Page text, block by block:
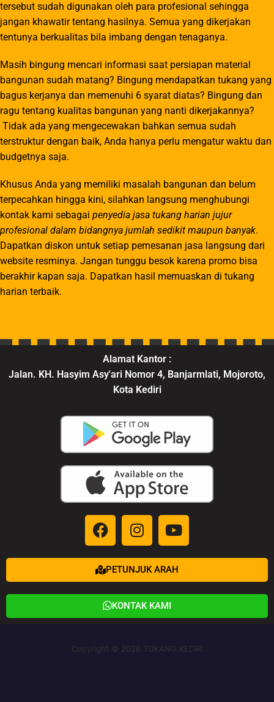
tersebut sudah digunakan oleh para profesional sehingga
jangan khawatir tentang hasilnya. Semua yang dikerjakan
tentunya berkualitas bila imbang dengan tenaganya.
Masih bingung mencari informasi saat persiapan material
bangunan sudah matang? Bingung mendapatkan tukang yang
bagus kerjanya dan memenuhi 6 syarat diatas? Bingung dan
ragu tentang kualitas bangunan yang nanti dikerjakannya?
Tidak ada yang mengecewakan bahkan semua sudah
terstruktur dengan baik, Anda hanya perlu mengatur waktu dan
budgetnya saja.
Khusus Anda yang memiliki masalah bangunan dan belum
terpecahkan hingga kini, silahkan langsung menghubungi
kontak kami sebagai penyedia jasa tukang harian jujur
profesional dalam bidangnya jumlah sedikit maupun banyak.
Dapatkan diskon untuk setiap pemesanan jasa langsung dari
website resminya. Jangan tunggu besok karena promo bisa
berakhir kapan saja. Dapatkan hasil memuaskan di tukang
harian terbaik.
Alamat Kantor :
Jalan. KH. Hasyim Asy'ari Nomor 4, Banjarmlati, Mojoroto,
Kota Kediri
PETUNJUK ARAH
KONTAK KAMI
Copyright © 2026 TUKANG KEDIRI